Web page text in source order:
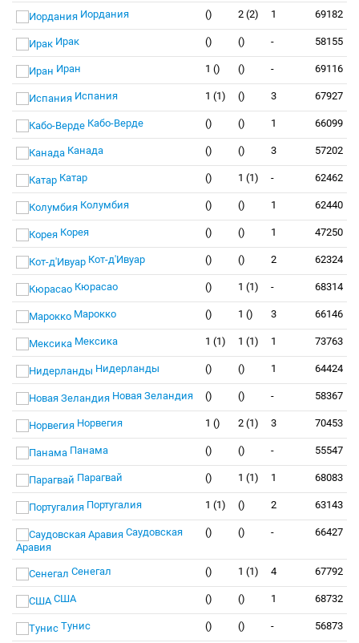
Иордания () 2 (2) 1 69182
Ирак () () - 58155
Иран 1 () () - 69116
Испания 1 (1) () 3 67927
Кабо-Верде () () 1 66099
Канада () () 3 57202
Катар () 1 (1) - 62462
Колумбия () () 1 62440
Корея () () 1 47250
Кот-д'Ивуар () () 2 62324
Кюрасао () 1 (1) - 68314
Марокко () 1 () 3 66146
Мексика 1 (1) 1 (1) 1 73763
Нидерланды () () 1 64424
Новая Зеландия () () - 58367
Норвегия 1 () 2 (1) 3 70453
Панама () () - 55547
Парагвай () 1 (1) 1 68083
Португалия 1 (1) () 2 63143
Саудовская
Аравия
() () - 66427
Сенегал () 1 (1) 4 67792
США () () 1 68732
Тунис () () - 56873